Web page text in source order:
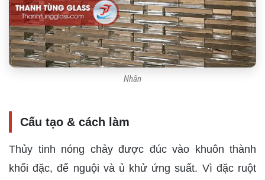
Nhãn
Cấu tạo & cách làm
Thủy tinh nóng chảy được đúc vào khuôn thành
khối đặc, để nguội và ủ khử ứng suất. Vì đặc ruột